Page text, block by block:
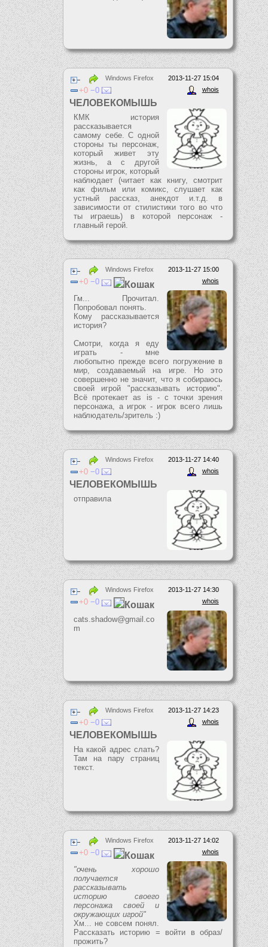
2013-11-27 15:04
Windows Firefox
whois
0 0
ЧЕЛОВЕКОМЫШЬ
КМК история
рассказывается
самому себе. С одной
стороны ты персонаж,
который живет эту
жизнь, а с другой
стороны игрок, который
наблюдает (читает как книгу, смотрит
как фильм или комикс, слушает как
устный рассказ, анекдот и.т.д. в
зависимости от стилистики того во что
ты играешь) в которой персонаж -
главный герой.
2013-11-27 15:00
Windows Firefox
whois
0 0 Кошак
Гм... Прочитал.
Попробовал понять.
Кому рассказывается
история?
Смотри, когда я еду
играть - мне
любопытно прежде всего погружение в
мир, создаваемый на игре. Но это
совершенно не значит, что я собираюсь
своей игрой "рассказывать историю".
Всё протекает as is - с точки зрения
персонажа, а игрок - игрок всего лишь
наблюдатель/зритель :)
2013-11-27 14:40
Windows Firefox
whois
0 0
ЧЕЛОВЕКОМЫШЬ
отправила
2013-11-27 14:30
Windows Firefox
whois
0 0 Кошак
cats.shadow@gmail.co
m
2013-11-27 14:23
Windows Firefox
whois
0 0
ЧЕЛОВЕКОМЫШЬ
На какой адрес слать?
Там на пару страниц
текст.
2013-11-27 14:02
Windows Firefox
whois
0 0 Кошак
"очень хорошо
получается
рассказывать
историю своего
персонажа своей и
окружающих игрой"
Хм... не совсем понял.
Рассказать историю = войти в образ/
прожить?